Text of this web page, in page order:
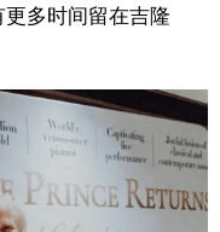
多时间留在吉隆